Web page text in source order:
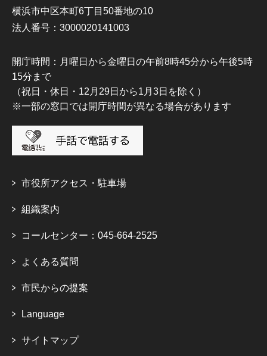
横浜市中区本町6丁目50番地の10
法人番号：3000020141003
開庁時間：月曜日から金曜日の午前8時45分から午後5時
15分まで
（祝日・休日・12月29日から1月3日を除く）
※一部の窓口では開庁時間が異なる場合があります
市役所アクセス・駐車場
組織案内
コールセンター：045-664-2525
よくある質問
市民からの提案
Language
サイトマップ